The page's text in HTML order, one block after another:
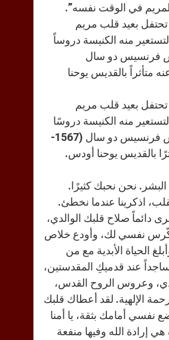
لمريم في الوقت نفسه”.
بعيد قلب مريم
كما كان قلب مريم الطاهر موضوع تأملٍ معمّقٍ عند القديس برناردوس (١٣٨٠-١٤٤٤) لتستعير منه الكنيسة دروساً
فرنسيس دو سال
متأثراً بالقديس يوحنا
بعيد قلب مريم
كما كان قلب مريم الطاهر موضوع تأملٍ معمّقٍ عند القديس برناردوس (1380-1444) لتستعير منه الكنيسة دروسًا
في المزامير (المأخوذة من آباء الكنيسة) خلال احتفالات قلب مريم. وكذلك كان الأسقف القديس فرنسيس دو سال (1567-
نحن نحبك كثيرًا.
اذكرينا عندما نخطئ.
دائماً صلاح قلبك الوالدي،
أكّرس نفسي لك، وأودع خلاص
الحياة الأبدية مع من
عند قدميكِ المقدستين،
وعروس الروح القدس،
الإلهية. لقد أعطاك قلبك
نفسي أمامك بثقة، يا أمنا
إرادة الله وفيها منفعة